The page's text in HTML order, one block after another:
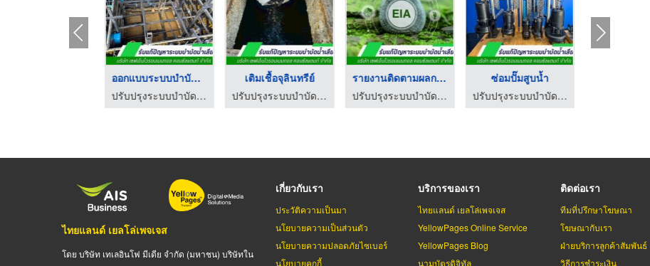
ออกแบบระบบบำบัดน้ำเส ...
ปรับปรุงระบบบำบัดน้ำเสีย - เซฟเอ็นไวรอนเมนทอล
เติมเชื้อจุลินทรีย์
ปรับปรุงระบบบำบัดน้ำเสีย - เซฟเอ็นไวรอนเมนทอล
รายงานติดตามผลกระทบส ...
ปรับปรุงระบบบำบัดน้ำเสีย - เซฟเอ็นไวรอนเมนทอล
ซ่อมปั๊มสูบน้ำ
ปรับปรุงระบบบำบัดน้ำเสีย - เซฟเอ็นไวรอนเมนทอล
ไทยแลนด์ เยลโล่เพจเจส
โดย บริษัท เทเลอินโฟ มีเดีย จำกัด (มหาชน) บริษัทใน
เกี่ยวกับเรา
ประวัติความเป็นมา
นโยบายความเป็นส่วนตัว
นโยบายความปลอดภัยไซเบอร์
นโยบายคุกกี้
บริการของเรา
ไทยแลนด์ เยลโล่เพจเจส
YellowPages Online Service
YellowPages Blog
นามบัตรดิจิทัล
ติดต่อเรา
ทีมที่ปรึกษาโฆษณา
โฆษณากับเรา
ฝ่ายบริการลูกค้าสัมพันธ์
วิธีการชำระเงิน